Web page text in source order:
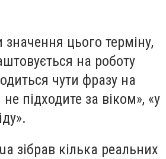
цього терміну,
на роботу
чути фразу на
підходите за віком», «у
зібрав кілька реальних